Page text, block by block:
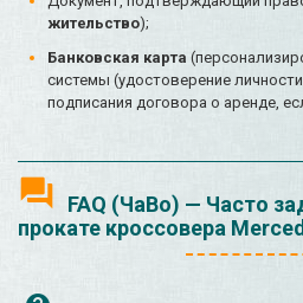
жительство);
Банковская карта
системы (удостоверение
подписания договора о аренде,
FAQ (ЧаВо) — Часто
прокате кроссовера